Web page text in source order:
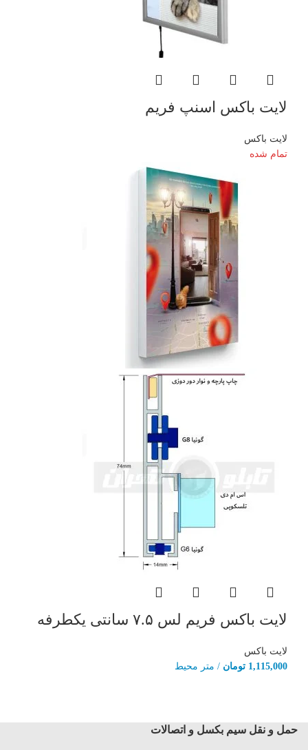
لایت باکس اسنپ فریم
لایت باکس
تمام شده
لایت باکس فریم لس ۷.۵ سانتی یکطرفه
لایت باکس
1,115,000 تومان / متر محیط
حمل و نقل سیم بکسل و اتصالات